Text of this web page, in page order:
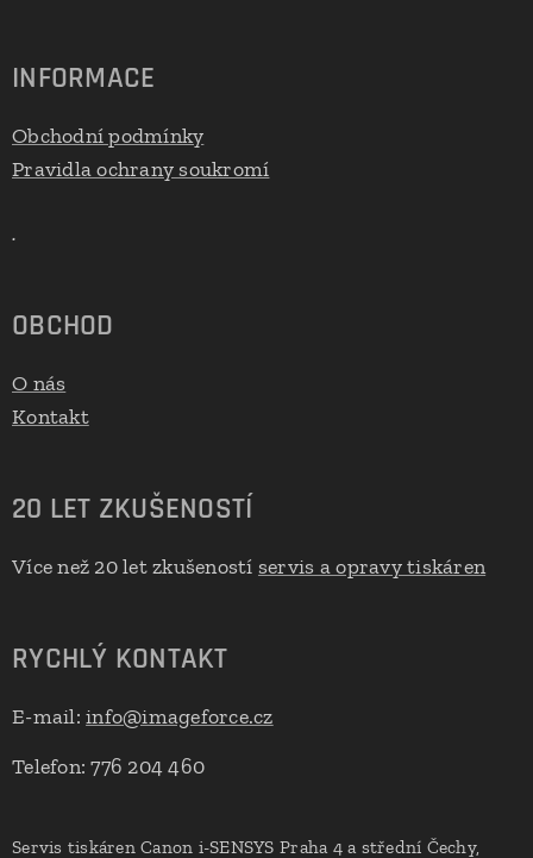
INFORMACE
Obchodní podmínky
Pravidla ochrany soukromí
.
OBCHOD
O nás
Kontakt
20 LET ZKUŠENOSTÍ
Více než 20 let zkušeností servis a opravy tiskáren
RYCHLÝ KONTAKT
E-mail:info@imageforce.cz
Telefon: 776 204 460
Servis tiskáren Canon i-SENSYS Praha 4 a střední Čechy,